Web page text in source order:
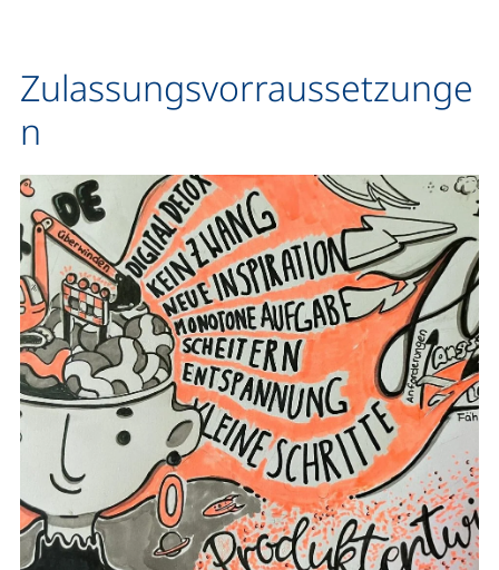
Zulassungsvorraussetzunge
n